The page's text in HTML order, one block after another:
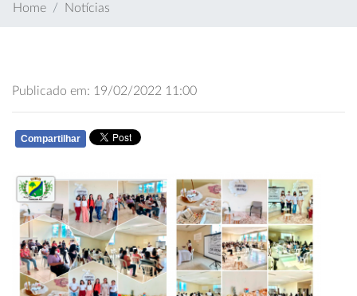
Home Notícias
Publicado em: 19/02/2022 11:00
Compartilhar